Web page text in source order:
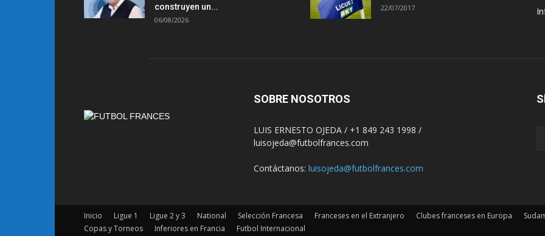
construyen un...
06/08/2026
22/07/2017
SOBRE NOSOTROS
LUIS ERNESTO OJEDA / +1 849 243 1998 /
luisojeda@futbolfrances.com
Contáctanos: luisojeda@futbolfrances.com
Inicio Ligue 1 Ligue 2 y 3 National Selección Francesa Franceses en el Extranjero Clubes franceses en Europa
Copas y Torneos
Inferiores en Francia Futbol Internacional